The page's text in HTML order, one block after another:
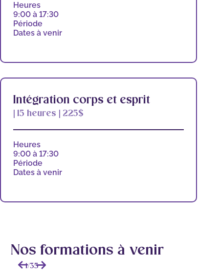
Heures
9:00 à 17:30
Période
Dates à venir
Intégration corps et esprit
| 15 heures | 225$
Heures
9:00 à 17:30
Période
Dates à venir
Nos formations à venir
1/35